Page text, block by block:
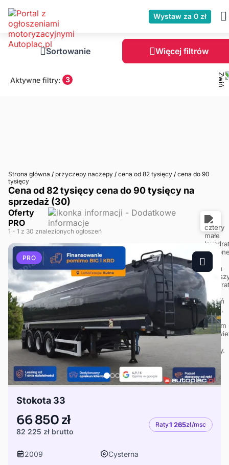
Wystaw za 0 zł
Sortowanie Więcej filtrów
Aktywne filtry: 3
Strona główna / przyczepy naczepy / cena od 82 tysięcy / cena do 90
tysięcy
Cena od 82 tysięcy cena do 90 tysięcy na
sprzedaż (30)
Oferty
PRO
1 - 1 z 30 znalezionych ogłoszeń
PRO
Stokota 33
66 850 zł
82 225 zł brutto
Raty1 265zł/msc
2009
Cysterna